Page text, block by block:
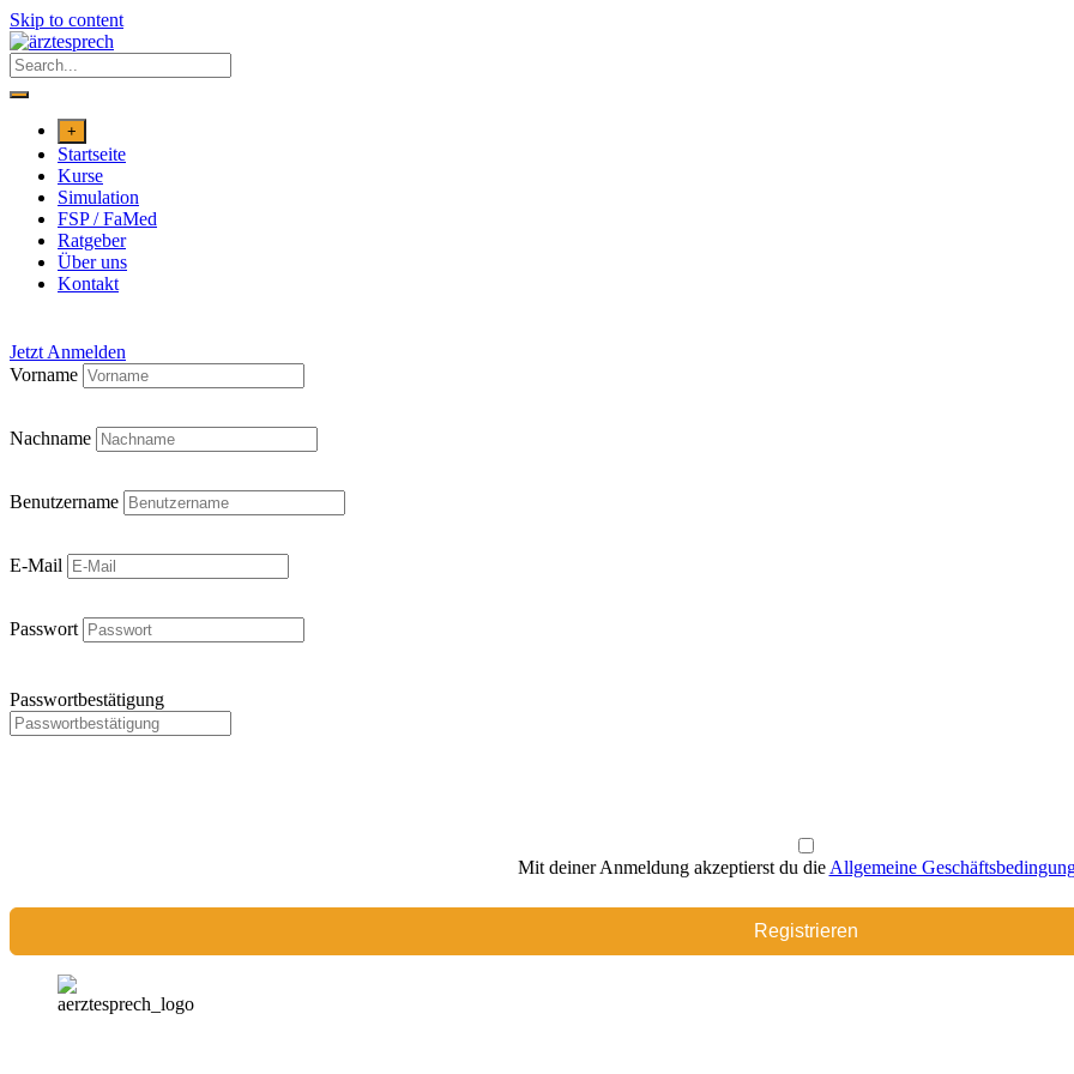
Skip to content
+
Startseite
Kurse
Simulation
FSP / FaMed
Ratgeber
Über uns
Kontakt
Jetzt Anmelden
Vorname
Nachname
Benutzername
E-Mail
Passwort
Passwortbestätigung
Mit deiner Anmeldung akzeptierst du die Allgemeine
Registrieren